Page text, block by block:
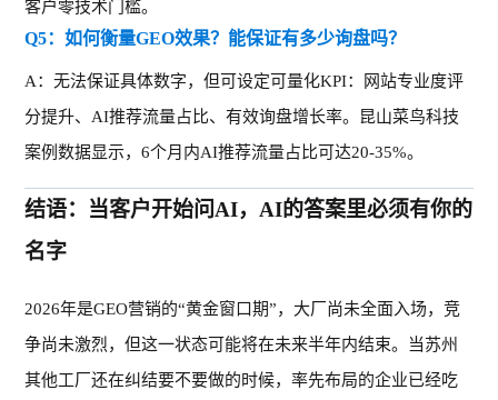
客户零技术门槛。
Q5：如何衡量GEO效果？能保证有多少询盘吗？
A：无法保证具体数字，但可设定可量化KPI：网站专业度评
分提升、AI推荐流量占比、有效询盘增长率。昆山菜鸟科技
案例数据显示，6个月内AI推荐流量占比可达20-35%。
结语：当客户开始问AI，AI的答案里必须有你的
名字
2026年是GEO营销的“黄金窗口期”，大厂尚未全面入场，竞
争尚未激烈，但这一状态可能将在未来半年内结束。 ‌‌当苏州
其他工厂还在纠结要不要做的时候，率先布局的企业已经吃